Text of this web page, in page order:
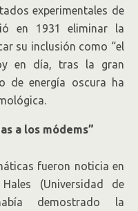
experimentales de
en 1931 eliminar la
su inclusión como “el
en día, tras la gran
de energía oscura ha
a los módems”
fueron noticia en
(Universidad de
demostrado la